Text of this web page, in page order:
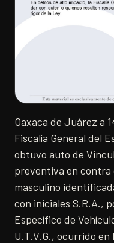
Oaxaca de Juárez a
Fiscalía General del
obtuvo auto de
preventiva en contra
masculino
con iniciales S.R.A.,
Específico de
U.T.V.G., ocurrido en